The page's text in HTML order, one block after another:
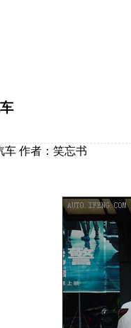
车 作者：笑忘书